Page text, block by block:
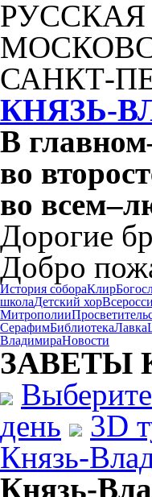
САНКТ-
КНЯЗЬ-
В главном
во
во всем–
Дорогие
Добро
История собораКлир
школаДетский хор
Митрополии
СерафимБиблиотекаЛавка
ВладимираНовости
ЗАВЕТЫ
день
3D
Князь-
Князь-